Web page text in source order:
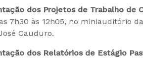
dos Projetos de Trabalho de
7h30 às 12h05, no miniauditório
Cauduro.
dos Relatórios de Estágio